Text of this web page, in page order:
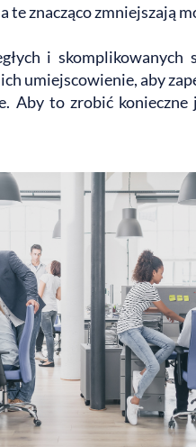
te znacząco zmniejszają
i skomplikowanych
umiejscowienie, aby
Aby to zrobić